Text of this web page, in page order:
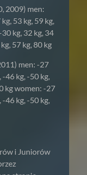
2009) men:
53 kg, 59 kg,
kg, 32 kg, 34
57 kg, 80 kg
men: -27
-46 kg, -50 kg,
kg women: -27
-46 kg, -50 kg,
i Juniorów